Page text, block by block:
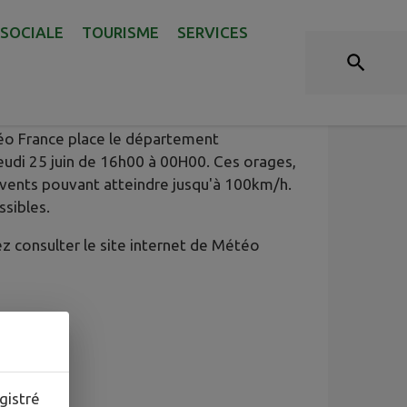
TOURISME SERVICES
France place le département
25 juin de 16h00 à 00H00. Ces orages,
pouvant atteindre jusqu'à 100km/h.
consulter le site internet de Météo